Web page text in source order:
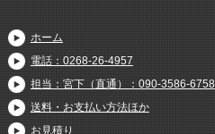
ホーム
電話：0268-26-4957
担当：宮下（直通）：090-3586-6758
送料・お支払い方法ほか
お見積り